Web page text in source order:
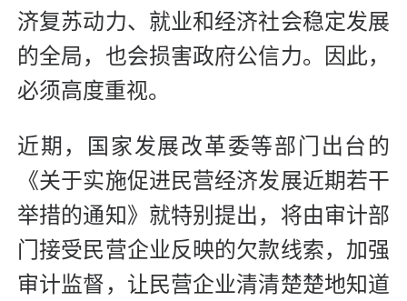
济复苏动力、就业和经济社会稳定发展
的全局，也会损害政府公信力。因此，
必须高度重视。
近期，国家发展改革委等部门出台的
《关于实施促进民营经济发展近期若干
举措的通知》就特别提出，将由审计部
门接受民营企业反映的欠款线索，加强
审计监督，让民营企业清清楚楚地知道